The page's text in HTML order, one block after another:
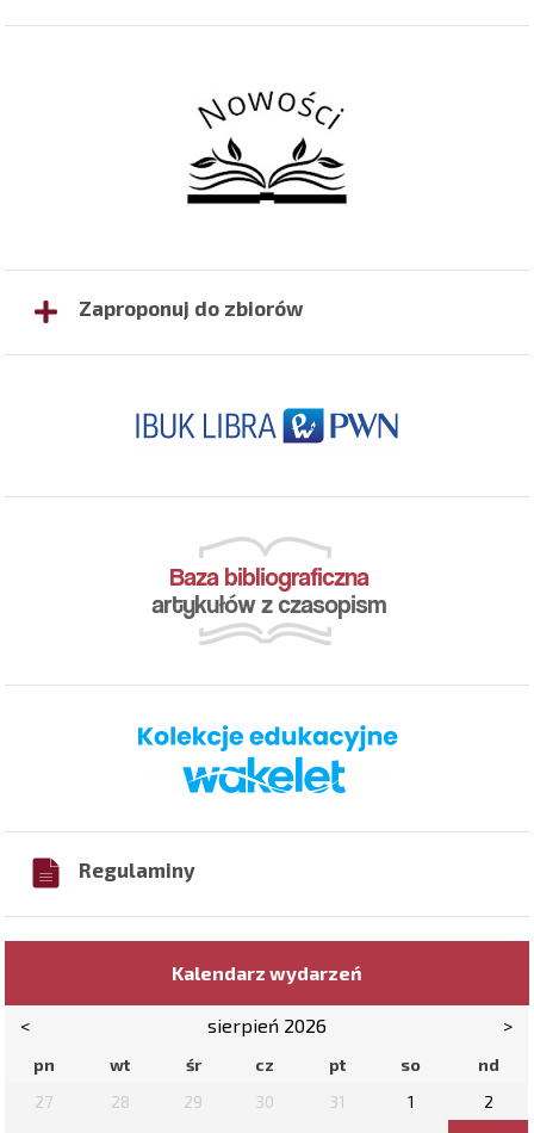
Zaproponuj do zbiorów
Regulaminy
Kalendarz wydarzeń
< sierpień 2026 >
pn wt śr cz pt so
nd
27
28 29 30 31 1
2